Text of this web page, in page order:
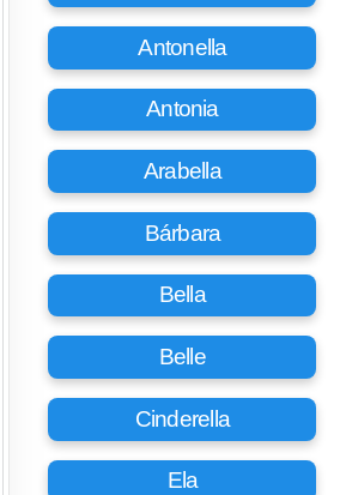
Antonella
Antonia
Arabella
Bárbara
Bella
Belle
Cinderella
Ela